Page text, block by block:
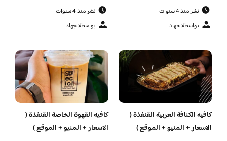
نشر منذ 4 سنوات
بواسطة: جهاد
نشر منذ 4 سنوات
بواسطة: جهاد
كافيه الكنافة العربية القنفذة (
الاسعار + المنيو + الموقع )
كافيه القهوة الخاصة القنفذة (
الاسعار + المنيو + الموقع )